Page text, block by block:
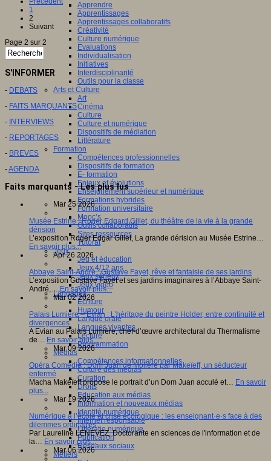
Apprendre
Apprentissages
Apprentissages collaboratifs
Créativité
Culture numérique
Evaluations
Individualisation
Initiatives
Interdisciplinarité
Outils pour la classe
Arts et Culture
Art
Cinéma
Culture
Culture et numérique
Dispositifs de médiation
Littérature
Formation
Compétences professionnelles
Dispositifs de formation
E- formation
Enjeux et évolutions
Enseignement supérieur et numérique
Formations hybrides
Formation universitaire
Mooc’s
Outils collaboratifs
Sites ressources
Tutorat
Jeux
Jeu et éducation
Jeux 4/12 ans
Jeux sérieux
Jeux vidéo
Langages
Ecriture
Humour
Langue orale
Langues vivantes
Lecture
Programmation
Médias
Compétences informationnelles
Culture des médias
Curation
Droits
Education aux médias
Information et nouveaux médias
Identité numérique
Internet responsable
Littératie numérique
Publication
Réseaux sociaux
Métiers
1
2
Suivant
Page 2 sur 2
S'INFORMER
- DEBATS
- FAITS MARQUANTS
- INTERVIEWS
- REPORTAGES
- BREVES
-AGENDA
Faits marquants - Les plus lus
Mar 25 2026
Musée Estrine : Roger Edgard Gillet, du théâtre de la vie à la grande
dérision
L’exposition Roger Edgar Gillet, La grande dérision au Musée Estrine…
En savoir plus...
Apr 26 2026
Abbaye Saint-André : Gustave Fayet, rêve et fantaisie de ses jardins
L’exposition Gustave Fayet et ses jardins imaginaires à l’Abbaye Saint-
André,… En savoir plus...
Mar 02 2026
Palais Lumière – Evian : L’héritage du peintre Holder, entre continuité et
divergences
A Evian au Palais Lumière, chef-d’œuvre architectural du Thermalisme
de… En savoir plus...
Mar 09 2026
Opéra Comédie : Dom Juan de Molière par Makeïeff, un séducteur
enfermé
Macha Makeïeff propose le portrait d’un Dom Juan acculé et… En savoir
plus...
Mar 19 2026
Numérique à l’école et crise écologique : les enseignant·e·s face à des
dilemmes ordinaires
Par Laureline LENEVEZ, Doctorante en sciences de l'information et de
la… En savoir plus...
Mar 06 2026